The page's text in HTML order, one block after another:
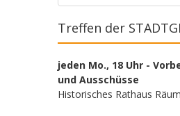
Treffen der
jeden Mo., 18 Uhr -
und Ausschüsse
Historisches Rathaus